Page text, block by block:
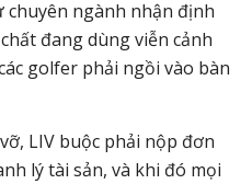
chuyên ngành nhận định
đang dùng viễn cảnh
golfer phải ngồi vào bàn
LIV buộc phải nộp đơn
lý tài sản, và khi đó mọi